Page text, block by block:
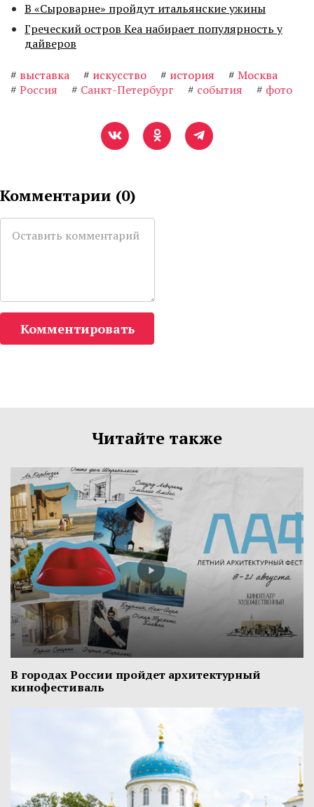
В «Сыроварне» пройдут итальянские ужины
Греческий остров Кеа набирает популярность у
дайверов
# выставка # искусство # история # Москва
# Россия # Санкт-Петербург # события # фото
Комментарии (0)
Комментировать
Читайте также
В городах России пройдет архитектурный
кинофестиваль